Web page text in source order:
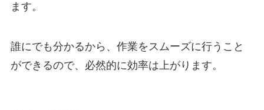
ます。
誰にでも分かるから、作業をスムーズに行うこと
ができるので、必然的に効率は上がります。